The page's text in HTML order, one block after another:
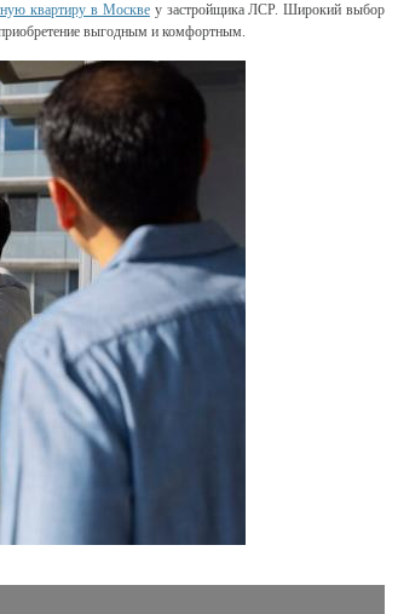
квартиру в Москвеу застройщика ЛСР. Широкий выбор
выгодным и комфортным.